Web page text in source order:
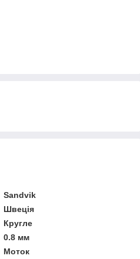
Sandvik
Швеція
Кругле
0.8 мм
Моток